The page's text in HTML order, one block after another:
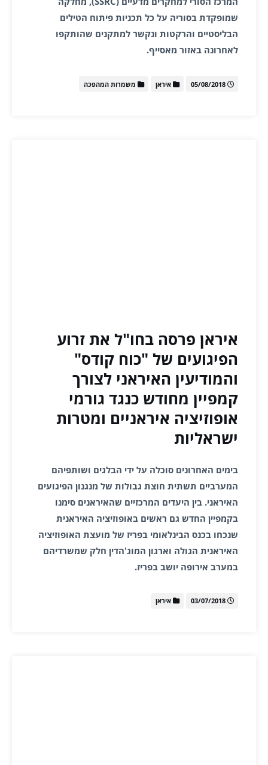
שמופקדת בסוריה על כל תכניות פיתוח הטילים
הבליסטיים והרקטות ונקשר למתקנים שהותקפו
לאחרונה באזור מאסייף.
05/08/2018 איראן משמרות המהפכה
איראן פרסה בחו"ל את זרוע
הפיגועים של "כוח קודס"
והמודיעין האיראני לצורך
קמפיין מחודש כנגד גורמי
אופוזיציה איראניים ומטרות
ישראליות
בימים האחרונים סוכלה על ידי הבלגים ושותפיהם
המערביים תשתית חוצת גבולות של מנגנון הפיגועים
האיראני. בין היעדים המרכזיים שהאיראנים סימנו
בקמפיין החדש גם ראשים באופוזיציה האיראנית
שנכחו בכנס הבינלאומי בפריז של מועצת האופוזיציה
האיראנית הגולה וארגון המוג'הדין חלק שמשרדיהם
במערב אירופה יושב בפריז.
03/07/2018 איראן